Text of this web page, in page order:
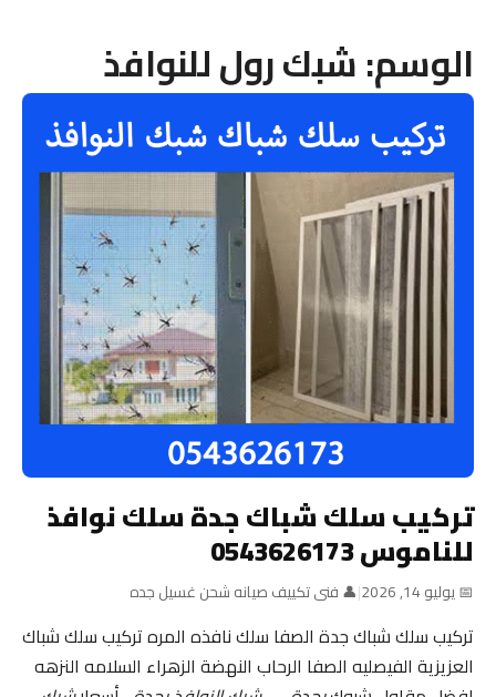
الوسم:شبك رول للنوافذ
تركيب سلك شباك جدة سلك نوافذ
للناموس 0543626173
📅 يوليو 14, 2026 |👤 فنى تكييف صيانه شحن غسيل جده
تركيب سلك شباك جدة الصفا سلك نافذه المره تركيب سلك شباك
العزيزية الفيصليه الصفا الرحاب النهضة الزهراء السلامه النزهه